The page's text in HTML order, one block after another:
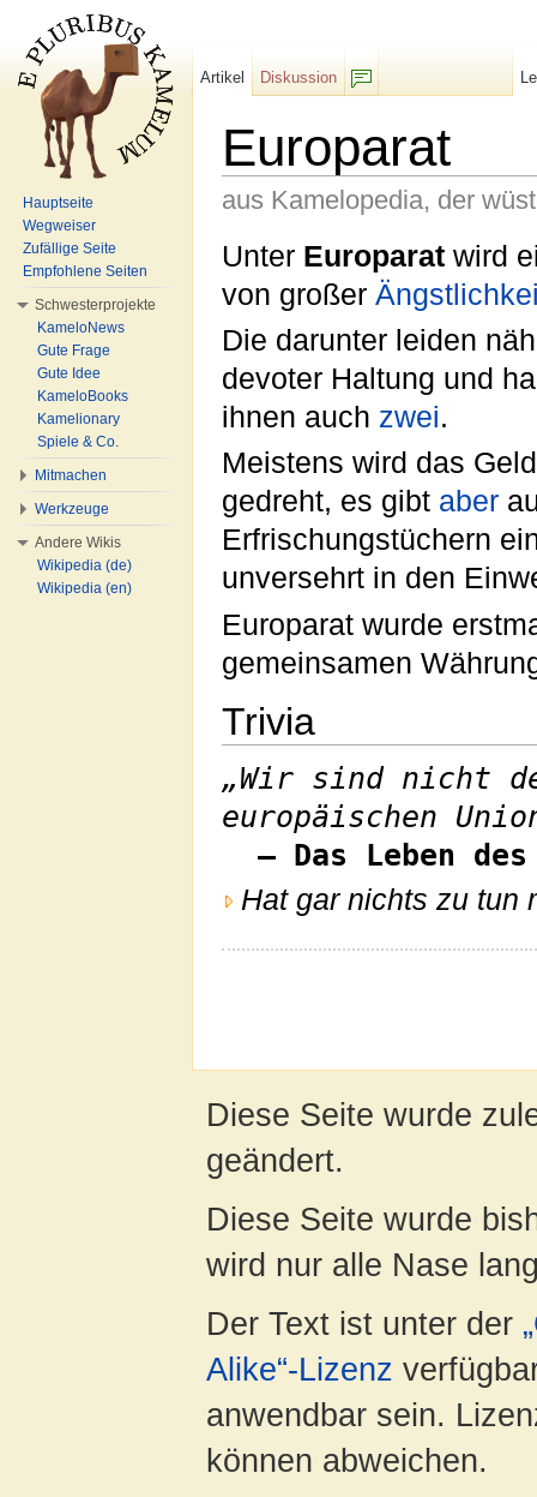
Europarat
aus Kamelopedia, der
Unter Europarat wird
von großer
Die darunter leiden
devoter Haltung und
ihnen auch zwei.
Meistens wird das
gedreht, es gibt aber
Erfrischungstüchern
unversehrt in den
Europarat wurde
gemeinsamen
Trivia
„Wir sind nicht
europäischen
– Das Leben
Hat gar nichts zu tun
Artikel
Diskussion
Hauptseite
Wegweiser
Zufällige Seite
Empfohlene Seiten
Schwesterprojekte
KameloNews
Gute Frage
Gute Idee
KameloBooks
Kamelionary
Spiele & Co.
Mitmachen
Werkzeuge
Andere Wikis
Wikipedia (de)
Wikipedia (en)
Diese Seite wurde
geändert.
Diese Seite wurde
wird nur alle Nase
Der Text ist unter der
Alike“-Lizenz
anwendbar sein.
können abweichen.